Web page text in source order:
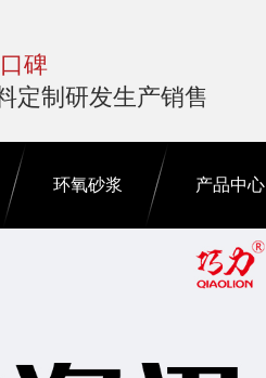
碑
定制研发生产销售
环氧砂浆 产品中心